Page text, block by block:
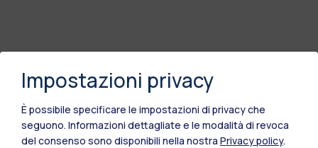
Polimi Community
Tutti i siti dell’ecosistema
Impostazioni privacy
È possibile specificare le impostazioni di privacy che
seguono. Informazioni dettagliate e le modalità di revoca
del consenso sono disponibili nella nostra Privacy policy.